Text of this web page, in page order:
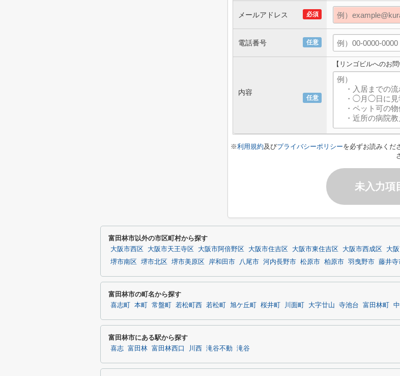
必須
メールアドレス
任意
電話番号
任意
内容
【リンゴビルへのお問
※利用規約及びプライバシーポリシーを必ずお読みくだ
未入力項
富田林市以外の市区町村から探す
大阪市西区 大阪市天王寺区 大阪市阿倍野区 大阪市住吉区 大阪市東住吉区 大阪市西成区 大
堺市南区
堺市北区 堺市美原区 岸和田市 八尾市 河内長野市 松原市 柏原市 羽曳野市 藤井寺
富田林市の町名から探す
喜志町 本町 常盤町 若松町西 若松町 旭ケ丘町 桜井町 川面町 大字廿山 寺池台 富田林町
富田林市にある駅から探す
喜志 富田林 富田林西口 川西 滝谷不動 滝谷